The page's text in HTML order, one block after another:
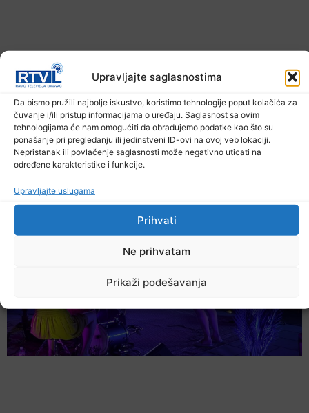
Upravljajte saglasnostima
Da bismo pružili najbolje iskustvo, koristimo tehnologije poput kolačića za
čuvanje i/ili pristup informacijama o uređaju. Saglasnost sa ovim
tehnologijama će nam omogućiti da obrađujemo podatke kao što su
ponašanje pri pregledanju ili jedinstveni ID-ovi na ovoj veb lokaciji.
Nepristanak ili povlačenje saglasnosti može negativno uticati na
određene karakteristike i funkcije.
Upravljajte uslugama
Prihvati
Ne prihvatam
Prikaži podešavanja
U TK povećan broj požara